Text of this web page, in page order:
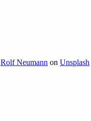
Rolf Neumann on Unsplash